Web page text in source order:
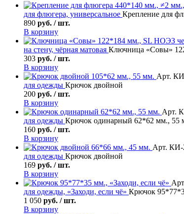
для флюгера, универсальное Крепление для
890 руб. / шт.
В корзину
на стену, чёрная матовая Ключница «Совы»
303 руб. / шт.
В корзину
Арт.
для одежды Крючок двойной
200 руб. / шт.
В корзину
Арт.
для одежды Крючок одинарный 62*62 мм., 55
160 руб. / шт.
В корзину
Арт. КИ-
для одежды Крючок двойной
169 руб. / шт.
В корзину
для одежды, «Заходи, если чё» Крючок
1 050 руб. / шт.
В корзину